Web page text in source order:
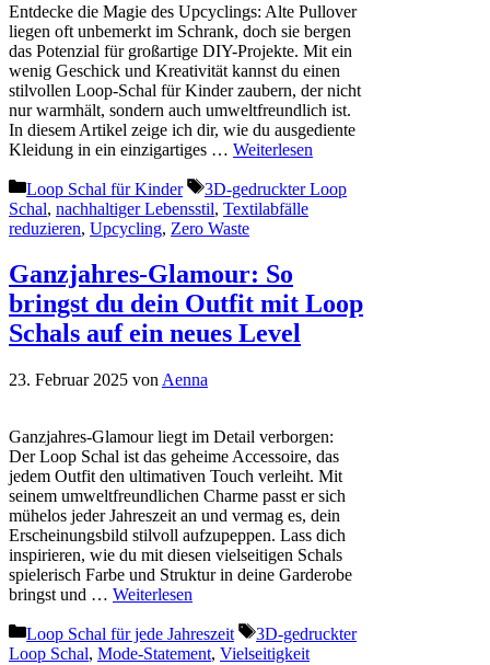
Entdecke die Magie des Upcyclings: Alte Pullover
liegen oft unbemerkt im Schrank, doch sie bergen
das Potenzial für großartige DIY-Projekte. Mit ein
wenig Geschick und Kreativität kannst du einen
stilvollen Loop-Schal für Kinder zaubern, der nicht
nur warmhält, sondern auch umweltfreundlich ist.
In diesem Artikel zeige ich dir, wie du ausgediente
Kleidung in ein einzigartiges … Weiterlesen
Kategorien
Loop Schal für Kinder Schlagwörter
3D-gedruckter Loop
Schal, nachhaltiger Lebensstil, Textilabfälle
reduzieren, Upcycling, Zero Waste
Ganzjahres-Glamour: So
bringst du dein Outfit mit Loop
Schals auf ein neues Level
23. Februar 2025 von Aenna
Ganzjahres-Glamour liegt im Detail verborgen:
Der Loop Schal ist das geheime Accessoire, das
jedem Outfit den ultimativen Touch verleiht. Mit
seinem umweltfreundlichen Charme passt er sich
mühelos jeder Jahreszeit an und vermag es, dein
Erscheinungsbild stilvoll aufzupeppen. Lass dich
inspirieren, wie du mit diesen vielseitigen Schals
spielerisch Farbe und Struktur in deine Garderobe
bringst und … Weiterlesen
Kategorien
Loop Schal für jede Jahreszeit Schlagwörter
3D-gedruckter
Loop Schal, Mode-Statement, Vielseitigkeit